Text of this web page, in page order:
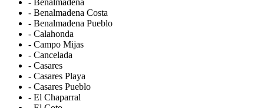
- Benalmadena
- Benalmadena Costa
- Benalmadena Pueblo
- Calahonda
- Campo Mijas
- Cancelada
- Casares
- Casares Playa
- Casares Pueblo
- El Chaparral